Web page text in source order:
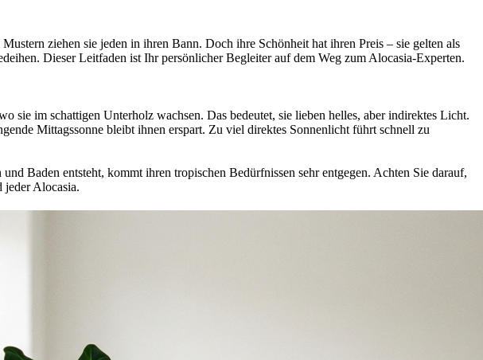
ziehen sie jeden in ihren Bann. Doch ihre Schönheit hat ihren Preis – sie gelten als
Dieser Leitfaden ist Ihr persönlicher Begleiter auf dem Weg zum Alocasia-Experten.
sie im schattigen Unterholz wachsen. Das bedeutet, sie lieben helles, aber indirektes Licht.
Mittagssonne bleibt ihnen erspart. Zu viel direktes Sonnenlicht führt schnell zu
Baden entsteht, kommt ihren tropischen Bedürfnissen sehr entgegen. Achten Sie darauf,
jeder Alocasia.